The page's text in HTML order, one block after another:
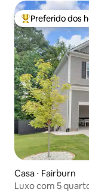
Entre os
Preferido dos
Casa ⋅ Fairburn
Luxo com 5